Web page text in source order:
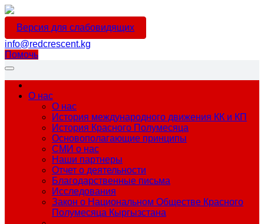
Версия для слабовидящих
info@redcrescent.kg
Помочь
О нас
О нас
История международного движения КК и КП
История Красного Полумесяца
Основополагающие принципы
СМИ о нас
Наши партнеры
Отчет о деятельности
Благодарственные письма
Исследования
Закон о Национальном Обществе Красного
Полумесяца Кыргызстана